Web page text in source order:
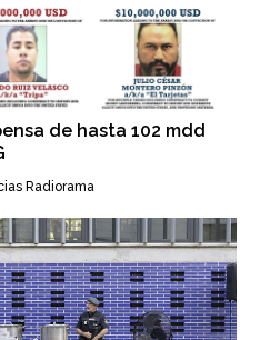
de hasta 102 mdd
Radiorama